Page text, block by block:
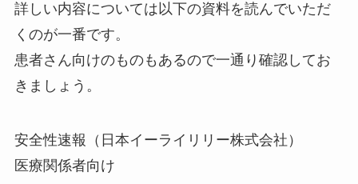
詳しい内容については以下の資料を読んでいただ
くのが一番です。
患者さん向けのものもあるので一通り確認してお
きましょう。
安全性速報（日本イーライリリー株式会社）
医療関係者向け